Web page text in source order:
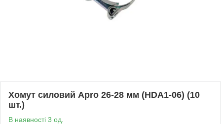
Хомут силовий Apro 26-28 мм (HDA1-06) (10
шт.)
В наявності 3 од.